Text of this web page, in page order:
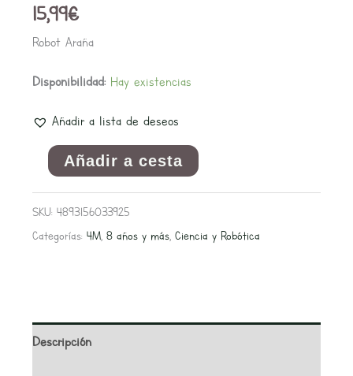
15,99€
Robot Araña
Disponibilidad: Hay existencias
Añadir a lista de deseos
Añadir a cesta
SKU: 4893156033925
Categorías: 4M, 8 años y más, Ciencia y Robótica
Descripción